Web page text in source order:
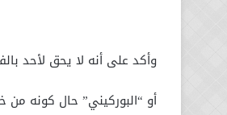
وأكد على أنه لا يحق لأحد
أو “البوركيني” حال كونه